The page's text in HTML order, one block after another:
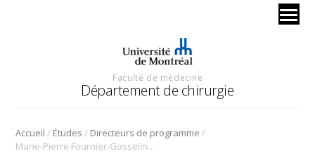
Faculté de médecine
Département de chirurgie
Accueil / Études / Directeurs de programme /
Marie-Pierre Fournier-Gosselin-udm-072